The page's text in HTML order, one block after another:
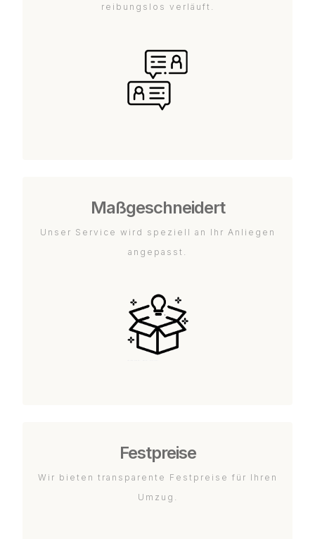
reibungslos verläuft.
Maßgeschneidert
Unser Service wird speziell an Ihr Anliegen
angepasst.
Festpreise
Wir bieten transparente Festpreise für Ihren
Umzug.